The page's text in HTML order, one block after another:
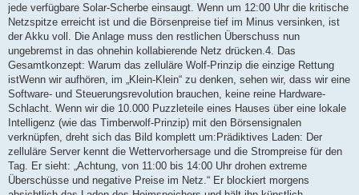
jede verfügbare Solar-Scherbe einsaugt. Wenn um 12:00 Uhr die kritische
Netzspitze erreicht ist und die Börsenpreise tief im Minus versinken, ist
der Akku voll. Die Anlage muss den restlichen Überschuss nun
ungebremst in das ohnehin kollabierende Netz drücken.4. Das
Gesamtkonzept: Warum das zelluläre Wolf-Prinzip die einzige Rettung
istWenn wir aufhören, im „Klein-Klein“ zu denken, sehen wir, dass wir eine
Software- und Steuerungsrevolution brauchen, keine reine Hardware-
Schlacht. Wenn wir die 10.000 Puzzleteile eines Hauses über eine lokale
Intelligenz (wie das Timberwolf-Prinzip) mit den Börsensignalen
verknüpfen, dreht sich das Bild komplett um:Prädiktives Laden: Der
zelluläre Server kennt die Wettervorhersage und die Strompreise für den
Tag. Er sieht: „Achtung, von 11:00 bis 14:00 Uhr drohen extreme
Überschüsse und negative Preise im Netz.“ Er blockiert morgens